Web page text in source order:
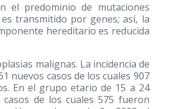
el predominio de mutaciones
transmitido por genes; así, la
hereditario es reducida
malignas. La incidencia de
nuevos casos de los cuales 907
En el grupo etario de 15 a 24
de los cuales 575 fueron